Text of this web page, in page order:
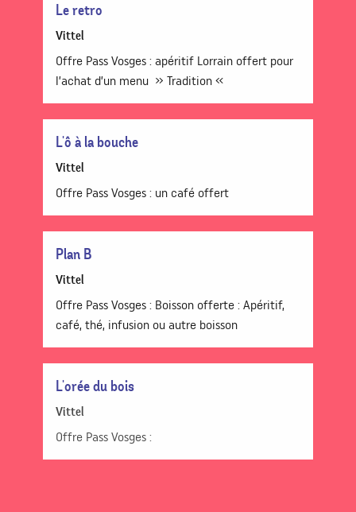
Le retro
Vittel
Offre Pass Vosges : apéritif Lorrain offert pour
l’achat d’un menu » Tradition «
L'ô à la bouche
Vittel
Offre Pass Vosges : un café offert
Plan B
Vittel
Offre Pass Vosges : Boisson offerte : Apéritif,
café, thé, infusion ou autre boisson
L'orée du bois
Vittel
Offre Pass Vosges :